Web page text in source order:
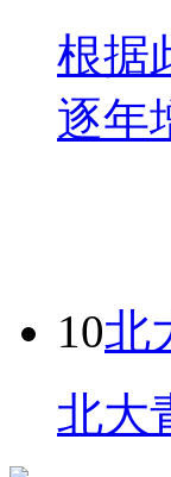
根据
逐年
10北
北大